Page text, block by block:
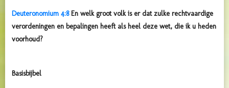
Deuteronomium 4:8En welk groot volk is er dat zulke rechtvaardige
verordeningen en bepalingen heeft als heel deze wet, die ik u heden
voorhoud?
Basisbijbel